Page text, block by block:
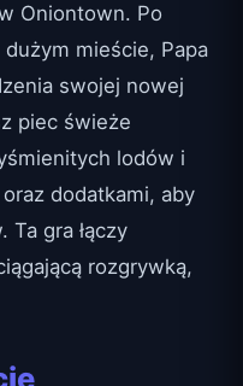
Oniontown. Po
mieście, Papa
swojej nowej
piec świeże
lodów i
dodatkami, aby
Ta gra łączy
rozgrywką,